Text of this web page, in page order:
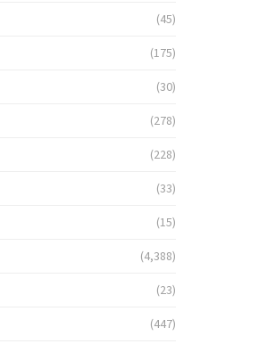
(45)
(175)
(30)
(278)
(228)
(33)
(15)
(4,388)
(23)
(447)